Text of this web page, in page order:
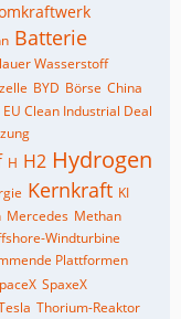
Batterie
Wasserstoff
BYD Börse China
EU Clean Industrial Deal
H H2 Hydrogen
Kernkraft KI
Mercedes Methan
Windturbine
Plattformen
SpaxeX
Thorium-Reaktor